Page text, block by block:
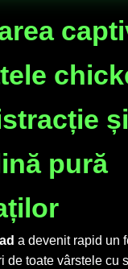
și
pură
a devenit rapid un
de toate vârstele cu